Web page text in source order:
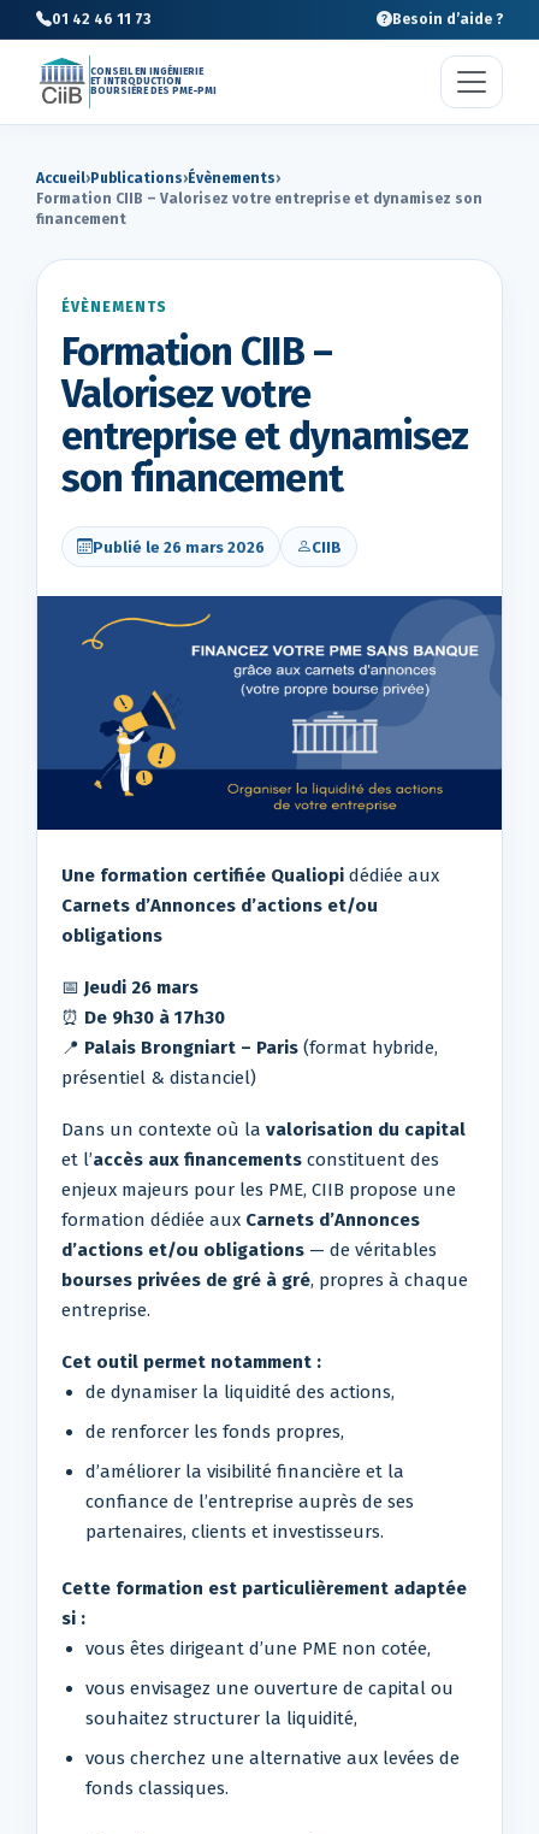
01 42 46 11 73 Besoin d’aide ?
CONSEIL EN INGÉNIERIE
ET INTRODUCTION
BOURSIÈRE DES PME-PMI
Accueil› Publications› Évènements›
Formation CIIB – Valorisez votre entreprise et dynamisez son
financement
ÉVÈNEMENTS
Formation CIIB –
Valorisez votre
entreprise et dynamisez
son financement
Publié le 26 mars 2026 CIIB
Une formation certifiée Qualiopi dédiée aux
Carnets d’Annonces d’actions et/ou
obligations
📅 Jeudi 26 mars
⏰ De 9h30 à 17h30
📍 Palais Brongniart – Paris (format hybride,
présentiel & distanciel)
Dans un contexte où la valorisation du capital
et l’accès aux financements constituent des
enjeux majeurs pour les PME, CIIB propose une
formation dédiée aux Carnets d’Annonces
d’actions et/ou obligations — de véritables
bourses privées de gré à gré, propres à chaque
entreprise.
Cet outil permet notamment :
de dynamiser la liquidité des actions,
de renforcer les fonds propres,
d’améliorer la visibilité financière et la
confiance de l’entreprise auprès de ses
partenaires, clients et investisseurs.
Cette formation est particulièrement adaptée
si :
vous êtes dirigeant d’une PME non cotée,
vous envisagez une ouverture de capital ou
souhaitez structurer la liquidité,
vous cherchez une alternative aux levées de
fonds classiques.